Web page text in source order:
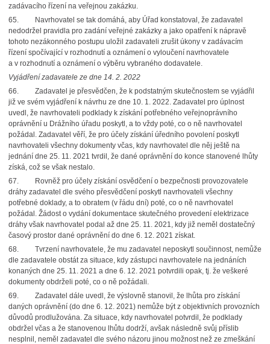
zadávacího řízení na veřejnou zakázku.
65. Navrhovatel se tak domáhá, aby Úřad konstatoval, že zadavatel
nedodržel pravidla pro zadání veřejné zakázky a jako opatření k nápravě
tohoto nezákonného postupu uložil zadavateli zrušit úkony v zadávacím
řízení spočívající v rozhodnutí a oznámení o vyloučení navrhovatele
a v rozhodnutí a oznámení o výběru vybraného dodavatele.
Vyjádření zadavatele ze dne 14. 2. 2022
66. Zadavatel je přesvědčen, že k podstatným skutečnostem se vyjádřil
již ve svém vyjádření k návrhu ze dne 10. 1. 2022. Zadavatel pro úplnost
uvedl, že navrhovateli podklady k získání potřebného veřejnoprávního
oprávnění u Drážního úřadu poskytl, a to vždy poté, co o ně navrhovatel
požádal. Zadavatel věří, že pro účely získání úředního povolení poskytl
navrhovateli všechny dokumenty včas, kdy navrhovatel dle něj ještě na
jednání dne 25. 11. 2021 tvrdil, že dané oprávnění do konce stanovené lhůty
získá, což se však nestalo.
67. Rovněž pro účely získání osvědčení o bezpečnosti provozovatele
dráhy zadavatel dle svého přesvědčení poskytl navrhovateli všechny
potřebné doklady, a to obratem (v řádu dní) poté, co o ně navrhovatel
požádal. Žádost o vydání dokumentace skutečného provedení elektrizace
dráhy však navrhovatel podal až dne 25. 11. 2021, kdy již neměl dostatečný
časový prostor dané oprávnění do dne 6. 12. 2021 získat.
68. Tvrzení navrhovatele, že mu zadavatel neposkytl součinnost, nemůže
dle zadavatele obstát za situace, kdy zástupci navrhovatele na jednáních
konaných dne 25. 11. 2021 a dne 6. 12. 2021 potvrdili opak, tj. že veškeré
dokumenty obdrželi poté, co o ně požádali.
69. Zadavatel dále uvedl, že výslovně stanovil, že lhůta pro získání
daných oprávnění (do dne 6. 12. 2021) nemůže být z objektivních provozních
důvodů prodlužována. Za situace, kdy navrhovatel potvrdil, že podklady
obdržel včas a že stanovenou lhůtu dodrží, avšak následně svůj příslib
nesplnil, neměl zadavatel dle svého názoru jinou možnost než ze zmeškání